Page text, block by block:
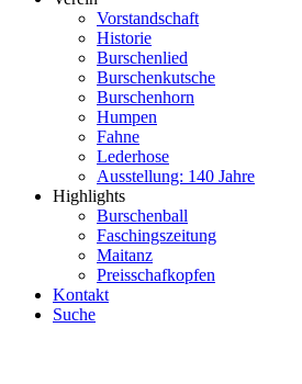
Vorstandschaft
Historie
Burschenlied
Burschenkutsche
Burschenhorn
Humpen
Fahne
Lederhose
Ausstellung: 140 Jahre
Highlights
Burschenball
Faschingszeitung
Maitanz
Preisschafkopfen
Kontakt
Suche